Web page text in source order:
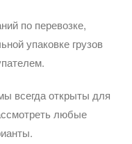
по перевозке,
упаковке грузов
всегда открыты для
любые